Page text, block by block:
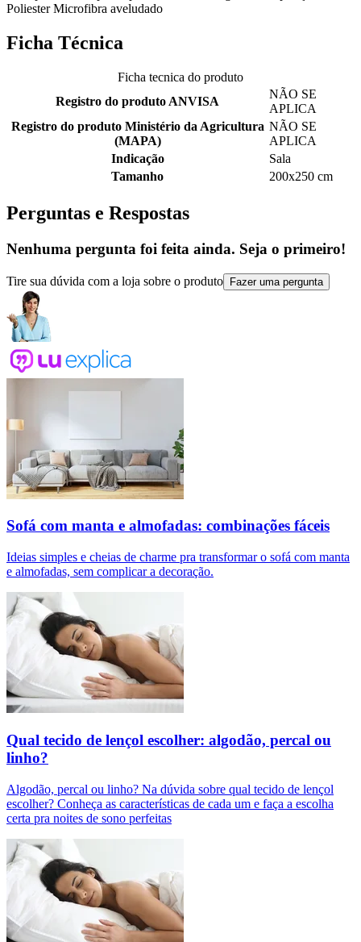
Poliester Microfibra aveludado
Ficha Técnica
Ficha tecnica do produto
Registro do produto ANVISA
NÃO SE
APLICA
Registro do produto Ministério da Agricultura
(MAPA)
NÃO SE
APLICA
Indicação
Sala
Tamanho
200x250 cm
Perguntas e Respostas
Nenhuma pergunta foi feita ainda. Seja o primeiro!
Tire sua dúvida com a loja sobre o produto Fazer uma pergunta
Sofá com manta e almofadas: combinações fáceis
Ideias simples e cheias de charme pra transformar o sofá com manta
e almofadas, sem complicar a decoração.
Qual tecido de lençol escolher: algodão, percal ou
linho?
Algodão, percal ou linho? Na dúvida sobre qual tecido de lençol
escolher? Conheça as características de cada um e faça a escolha
certa pra noites de sono perfeitas